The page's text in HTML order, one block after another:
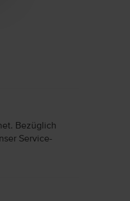
Bezüglich
Service-